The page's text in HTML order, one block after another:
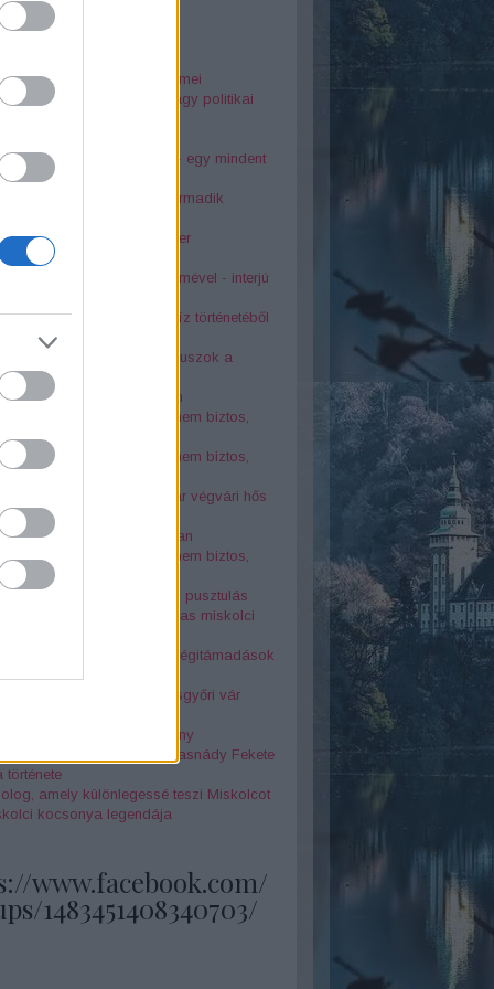
nyelvjárás gyöngyszemei
Diósgyőrött. Baleset vagy politikai
Éva és Latinovits Zoltán - egy mindent
szerelem története
bányászfaluban a világ harmadik
tetemvári pincerendszer
Bonnie és Clyde
os sortűz egy katona szemével - interjú
az 1878-as nagy árvíz történetéből
kút a város szívében
balesetek Lillafüreden - buszok a
kolostor a Bükk rejtekében
érdekesség, amit nem biztos,
tudtál Miskolcról - 2. rész
érdekesség, amit nem biztos,
Péter az elfeledett magyar végvári hős
szikla legendája
Seuso-kincs nyomában
érdekesség, amit nem biztos,
Miskolcról - 4. rész
és két óra között a halál és pusztulás
megérkezett" - az 1878-as miskolci
földjén - Miskolc elleni légitámadások
világháború alatt
érdekesség a Diósgyőri vár
Annók a miskolci boszorkány
szépségkirálynő - Tasnády Fekete
története
amely különlegessé teszi Miskolcot
kocsonya legendája
www.facebook.com/
1483451408340703/